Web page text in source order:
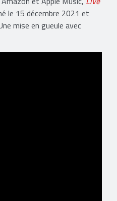
le 15 décembre 2021 et
mise en gueule avec